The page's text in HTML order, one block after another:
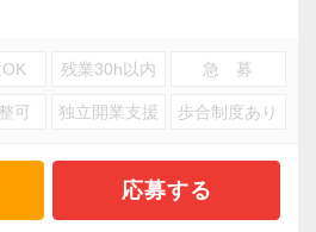
合う姿勢さえあれば、着実
未経験で不安…』という方
ご応募ください。
すか？自分に得意分野がな
がいを感じられない、未来
感じたことはあるのでは
残業30h以内 急 募
可 独立開業支援 歩合制度あり
応募する